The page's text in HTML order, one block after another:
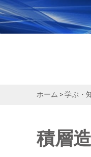
ホーム >学ぶ・
積層